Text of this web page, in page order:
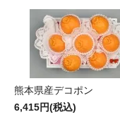
熊本県産デコポン
6,415円(税込)